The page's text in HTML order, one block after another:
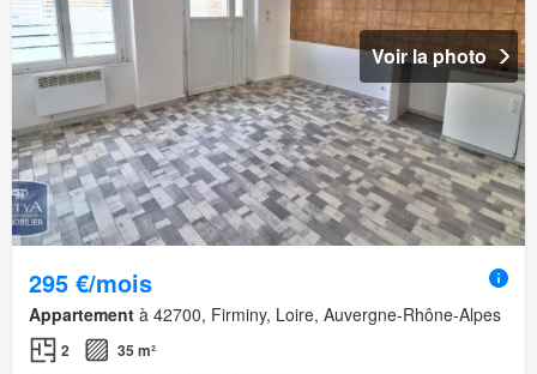
Voir la photo
295 €/mois
Appartement à 42700, Firminy, Loire, Auvergne-Rhône-Alpes
2 35 m²